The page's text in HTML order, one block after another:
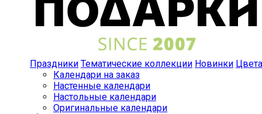
Праздники Тематические коллекции Новинки Цвета
Календари на заказ
Настенные календари
Настольные календари
Оригинальные календари